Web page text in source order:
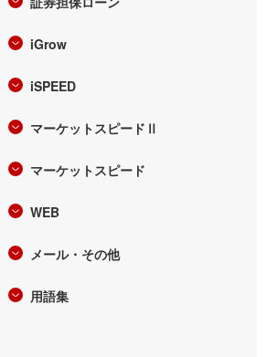
iGrow
iSPEED
マーケットスピードⅡ
マーケットスピード
WEB
メール・その他
用語集